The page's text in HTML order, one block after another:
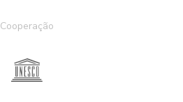
Cooperação